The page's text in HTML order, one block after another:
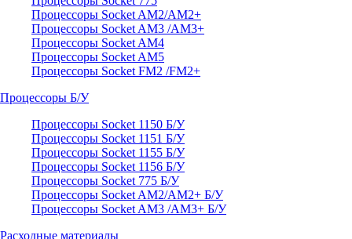
Процессоры Socket AM2/AM2+
Процессоры Socket AM3 /AM3+
Процессоры Socket AM4
Процессоры Socket AM5
Процессоры Socket FM2 /FM2+
Процессоры Б/У
Процессоры Socket 1150 Б/У
Процессоры Socket 1151 Б/У
Процессоры Socket 1155 Б/У
Процессоры Socket 1156 Б/У
Процессоры Socket 775 Б/У
Процессоры Socket AM2/AM2+ Б/У
Процессоры Socket AM3 /AM3+ Б/У
Расходные материалы